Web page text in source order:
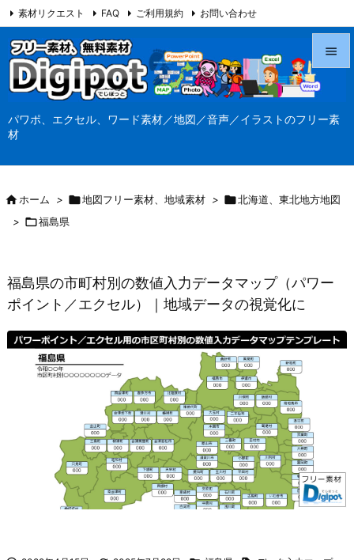
パワポ、エクセル、ワード素材／地図／音声／イラストのフリー素
材




素材リクエスト FAQ ご利用規約 お問い合わせ
当サイト（Digipot.net）について
ホーム > 地図フリー素材、地域素材 > 北海道、東北地方地図
> 福島県
福島県の市町村別の数値入力データマップ（パワー
ポイント／エクセル）｜地域データの視覚化に